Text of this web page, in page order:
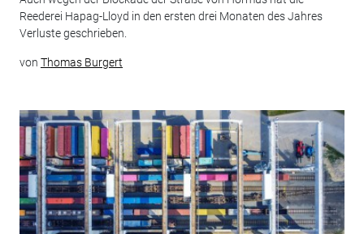
Reederei Hapag-Lloyd in den ersten drei Monaten des Jahres
Verluste geschrieben.
von Thomas Burgert